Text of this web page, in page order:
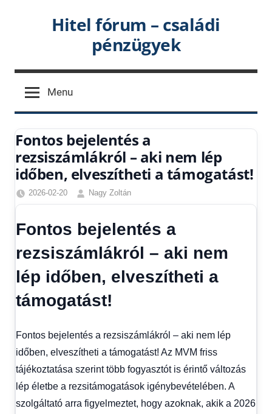
Hitel fórum – családi
pénzügyek
Menu
Fontos bejelentés a
rezsiszámlákról – aki nem lép
időben, elveszítheti a támogatást!
2026-02-20
Nagy Zoltán
Friss
Gazdaság,
Hírek
Hírek
1
Fontos bejelentés a
rezsiszámlákról – aki nem
lép időben, elveszítheti a
támogatást!
Fontos bejelentés a rezsiszámlákról – aki nem lép
időben, elveszítheti a támogatást! Az MVM friss
tájékoztatása szerint több fogyasztót is érintő változás
lép életbe a rezsitámogatások igénybevételében. A
szolgáltató arra figyelmeztet, hogy azoknak, akik a 2026